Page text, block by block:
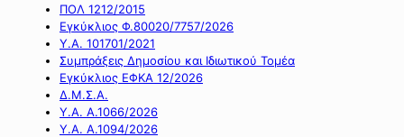
ΠΟΛ 1212/2015
Εγκύκλιος Φ.80020/7757/2026
Υ.Α. 101701/2021
Συμπράξεις Δημοσίου και Ιδιωτικού Τομέα
Εγκύκλιος ΕΦΚΑ 12/2026
Δ.Μ.Σ.Α.
Υ.Α. Α.1066/2026
Υ.Α. Α.1094/2026